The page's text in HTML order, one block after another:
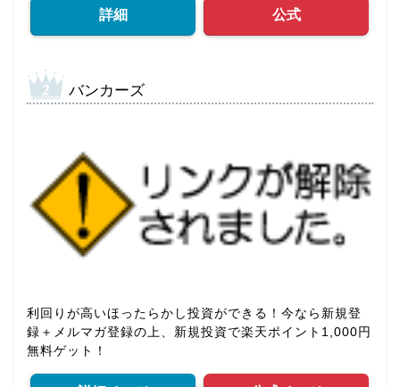
詳細 公式
バンカーズ
利回りが高いほったらかし投資ができる！今なら新規登
録＋メルマガ登録の上、新規投資で楽天ポイント1,000円
無料ゲット！